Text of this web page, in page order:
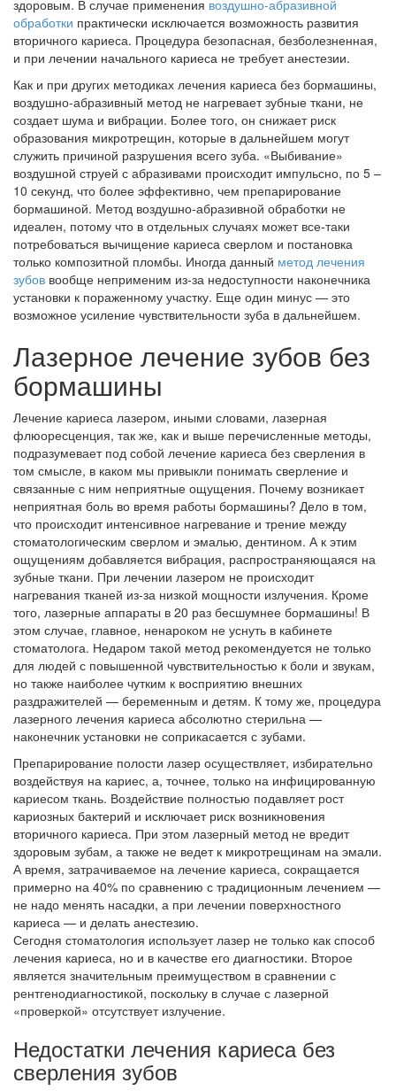
здоровым. В случае применения воздушно-абразивной
обработки практически исключается возможность развития
вторичного кариеса. Процедура безопасная, безболезненная,
и при лечении начального кариеса не требует анестезии.
Как и при других методиках лечения кариеса без бормашины,
воздушно-абразивный метод не нагревает зубные ткани, не
создает шума и вибрации. Более того, он снижает риск
образования микротрещин, которые в дальнейшем могут
служить причиной разрушения всего зуба. «Выбивание»
воздушной струей с абразивами происходит импульсно, по 5 –
10 секунд, что более эффективно, чем препарирование
бормашиной. Метод воздушно-абразивной обработки не
идеален, потому что в отдельных случаях может все-таки
потребоваться вычищение кариеса сверлом и постановка
только композитной пломбы. Иногда данный метод лечения
зубов вообще неприменим из-за недоступности наконечника
установки к пораженному участку. Еще один минус — это
возможное усиление чувствительности зуба в дальнейшем.
Лазерное лечение зубов без
бормашины
Лечение кариеса лазером, иными словами, лазерная
флюоресценция, так же, как и выше перечисленные методы,
подразумевает под собой лечение кариеса без сверления в
том смысле, в каком мы привыкли понимать сверление и
связанные с ним неприятные ощущения. Почему возникает
неприятная боль во время работы бормашины? Дело в том,
что происходит интенсивное нагревание и трение между
стоматологическим сверлом и эмалью, дентином. А к этим
ощущениям добавляется вибрация, распространяющаяся на
зубные ткани. При лечении лазером не происходит
нагревания тканей из-за низкой мощности излучения. Кроме
того, лазерные аппараты в 20 раз бесшумнее бормашины! В
этом случае, главное, ненароком не уснуть в кабинете
стоматолога. Недаром такой метод рекомендуется не только
для людей с повышенной чувствительностью к боли и звукам,
но также наиболее чутким к восприятию внешних
раздражителей — беременным и детям. К тому же, процедура
лазерного лечения кариеса абсолютно стерильна —
наконечник установки не соприкасается с зубами.
Препарирование полости лазер осуществляет, избирательно
воздействуя на кариес, а, точнее, только на инфицированную
кариесом ткань. Воздействие полностью подавляет рост
кариозных бактерий и исключает риск возникновения
вторичного кариеса. При этом лазерный метод не вредит
здоровым зубам, а также не ведет к микротрещинам на эмали.
А время, затрачиваемое на лечение кариеса, сокращается
примерно на 40% по сравнению с традиционным лечением —
не надо менять насадки, а при лечении поверхностного
кариеса — и делать анестезию.
Сегодня стоматология использует лазер не только как способ
лечения кариеса, но и в качестве его диагностики. Второе
является значительным преимуществом в сравнении с
рентгенодиагностикой, поскольку в случае с лазерной
«проверкой» отсутствует излучение.
Недостатки лечения кариеса без
сверления зубов